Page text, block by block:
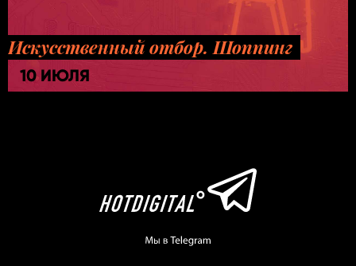
Искусственный отбор. Шоппинг
10 ИЮЛЯ